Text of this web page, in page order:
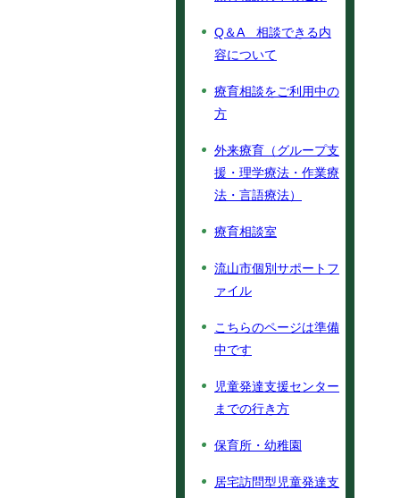
Q＆A 相談できる内
容について
療育相談をご利用中の
方
外来療育（グループ支
援・理学療法・作業療
法・言語療法）
療育相談室
流山市個別サポートフ
ァイル
こちらのページは準備
中です
児童発達支援センター
までの行き方
保育所・幼稚園
居宅訪問型児童発達支